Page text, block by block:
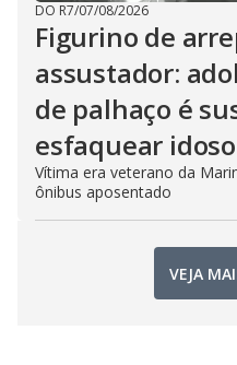
DO R7/07/08/2026
Figurino de
assustador:
de palhaço é
esfaquear
Vítima era veterano da
ônibus aposentado
VEJA